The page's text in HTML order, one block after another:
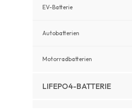
EV-Batterie
Autobatterien
Motorradbatterien
LIFEPO4-BATTERIE